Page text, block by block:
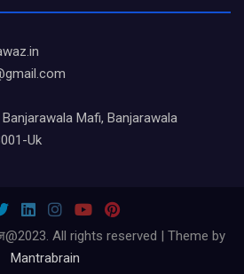
Mafi, Banjarawala
Uk
All rights reserved | Theme by
Mantrabrain